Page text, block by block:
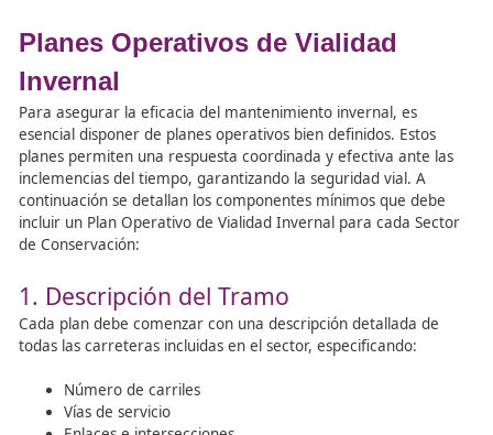
Además, el protocolo incluye anexos que contienen:
A nivel autonómico y provincial, se deben actualizar los
Protocolos Autonómicos y/o Provincialespor parte de
Delegaciones y Subdelegaciones del Gobierno, en
con los organismos correspondientes de la
General del Estado. Estos protocolos deben abordar
como:
En resumen, es esencial contar con
frente a fenómenos meteorológicos invernales a nivel
autonómico y provincial, en concordancia con el
Nacional, para asegurar una respuesta coordinada y
ante estas situaciones.